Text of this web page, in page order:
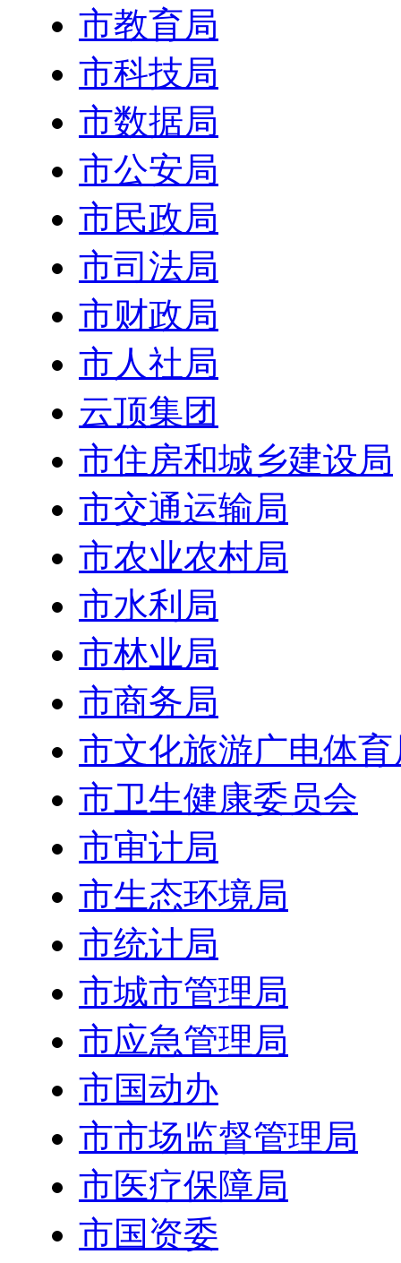
市教育局
市科技局
市数据局
市公安局
市民政局
市司法局
市财政局
市人社局
云顶集团
市住房和城乡建设局
市交通运输局
市农业农村局
市水利局
市林业局
市商务局
市文化旅游广电体育
市卫生健康委员会
市审计局
市生态环境局
市统计局
市城市管理局
市应急管理局
市国动办
市市场监督管理局
市医疗保障局
市国资委